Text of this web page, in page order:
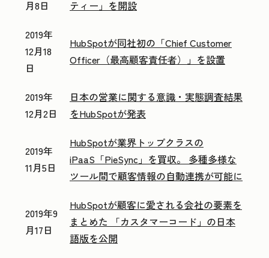
月8日
ティー」を開設
2019年
12月18
日
HubSpotが同社初の「Chief Customer
Officer（最高顧客責任者）」を設置
2019年
12月2日
日本の営業に関する意識・実態調査結果
をHubSpotが発表
2019年
11月5日
HubSpotが業界トップクラスの
iPaaS「PieSync」を買収。 多種多様な
ツール間で顧客情報の自動連携が可能に
2019年9
月17日
HubSpotが顧客に愛される会社の要素を
まとめた 「カスタマーコード」の日本
語版を公開